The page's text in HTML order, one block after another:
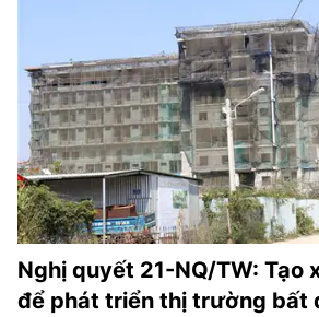
Nghị quyết 21-NQ/TW: Tạo
để phát triển thị trường bất